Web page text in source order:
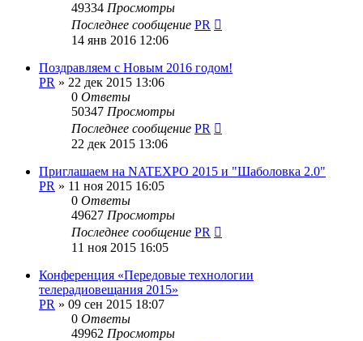
49334 Просмотры
Последнее сообщение PR
14 янв 2016 12:06
Поздравляем с Новым 2016 годом!
PR » 22 дек 2015 13:06
0 Ответы
50347 Просмотры
Последнее сообщение PR
22 дек 2015 13:06
Приглашаем на NATEXPO 2015 и "Шаболовка 2.0"
PR » 11 ноя 2015 16:05
0 Ответы
49627 Просмотры
Последнее сообщение PR
11 ноя 2015 16:05
Конференция «Передовые технологии
телерадиовещания 2015»
PR » 09 сен 2015 18:07
0 Ответы
49962 Просмотры